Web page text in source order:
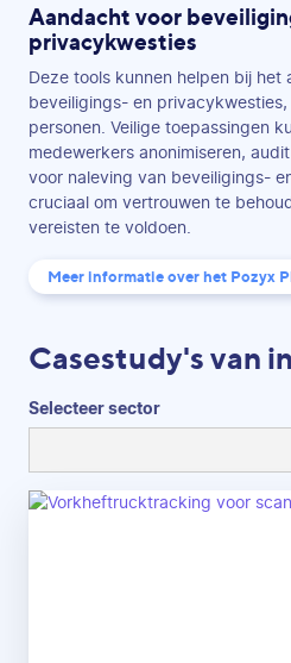
Aandacht voor
privacykwesties
Deze tools kunnen helpen bij het
beveiligings- en
personen. Veilige toepassingen
medewerkers anonimiseren,
voor naleving van beveiligings-
cruciaal om vertrouwen te
vereisten te voldoen.
Meer informatie over het Pozyx
Casestudy's van
Selecteer sector